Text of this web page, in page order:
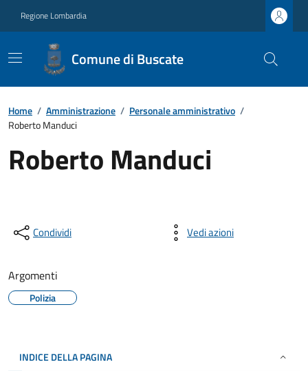
Regione Lombardia
Comune di Buscate
Home / Amministrazione / Personale amministrativo /
Roberto Manduci
Roberto Manduci
Condividi Vedi azioni
Argomenti
Polizia
INDICE DELLA PAGINA